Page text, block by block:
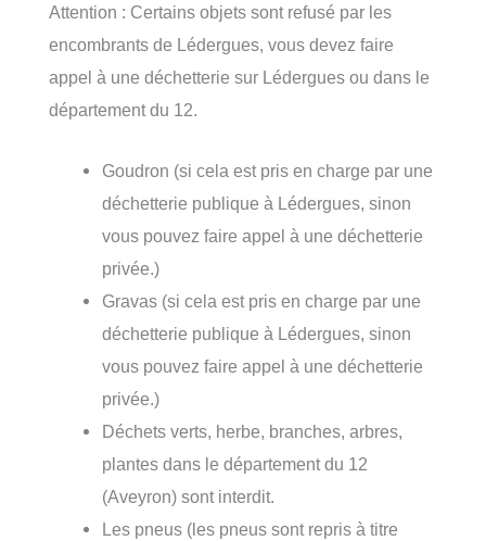
Attention : Certains objets sont refusé par les
encombrants de Lédergues, vous devez faire
appel à une déchetterie sur Lédergues ou dans le
département du 12.
Goudron (si cela est pris en charge par une
déchetterie publique à Lédergues, sinon
vous pouvez faire appel à une déchetterie
privée.)
Gravas (si cela est pris en charge par une
déchetterie publique à Lédergues, sinon
vous pouvez faire appel à une déchetterie
privée.)
Déchets verts, herbe, branches, arbres,
plantes dans le département du 12
(Aveyron) sont interdit.
Les pneus (les pneus sont repris à titre